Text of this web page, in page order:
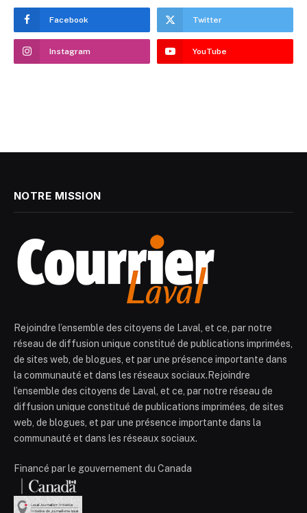
Facebook Twitter
Instagram YouTube
NOTRE MISSION
Rejoindre l’ensemble des citoyens de Laval, et ce, par notre
réseau de diffusion unique constitué de publications imprimées,
de sites web, de blogues, et par une présence importante dans
la communauté et dans les réseaux sociaux.Rejoindre
l’ensemble des citoyens de Laval, et ce, par notre réseau de
diffusion unique constitué de publications imprimées, de sites
web, de blogues, et par une présence importante dans la
communauté et dans les réseaux sociaux.
Financé par le gouvernement du Canada